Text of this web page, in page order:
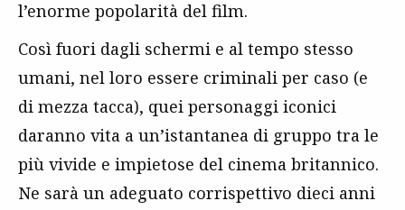
l’enorme popolarità del film.
Così fuori dagli schermi e al tempo stesso
umani, nel loro essere criminali per caso (e
di mezza tacca), quei personaggi iconici
daranno vita a un’istantanea di gruppo tra le
più vivide e impietose del cinema britannico.
Ne sarà un adeguato corrispettivo dieci anni